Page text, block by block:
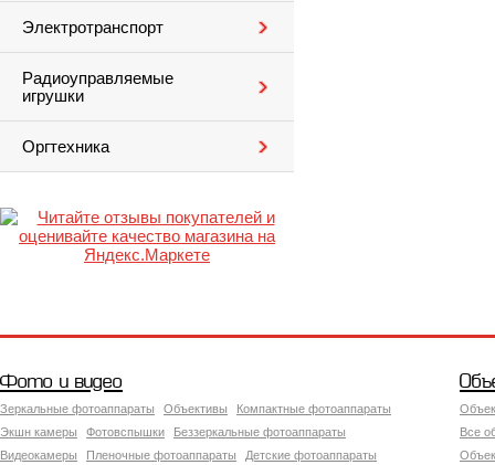
Электротранспорт
Радиоуправляемые
игрушки
Оргтехника
Фото и видео
Зеркальные фотоаппараты Объективы
Компактные фотоаппараты
Экшн камеры
Фотовспышки
Беззеркальные фотоаппараты
Видеокамеры
Пленочные фотоаппараты
Детские фотоаппараты
Все